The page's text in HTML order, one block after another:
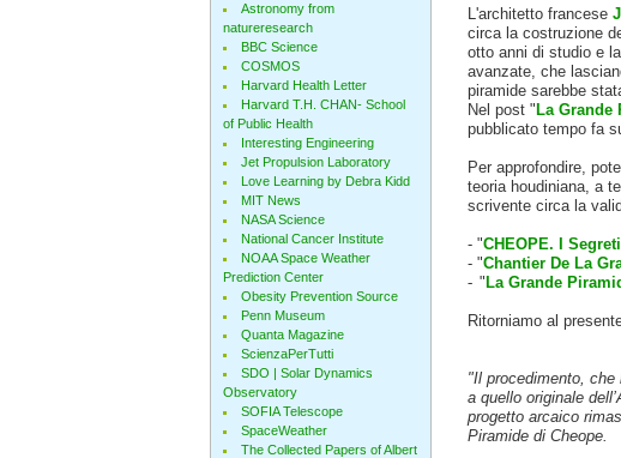
L'architetto francese
circa la costruzione
otto anni di studio e
avanzate, che
piramide sarebbe
Nel post " La Grande
pubblicato tempo fa
Per approfondire,
teoria houdiniana, a
scrivente circa la
- "CHEOPE. I
- "Chantier De La
- " La Grande
Ritorniamo al
"Il procedimento, che
a quello originale
progetto arcaico
Piramide di Cheope.
Astronomy from
natureresearch
BBC Science
COSMOS
Harvard Health Letter
Harvard T.H. CHAN- School
of Public Health
Interesting Engineering
Jet Propulsion Laboratory
Love Learning by Debra Kidd
MIT News
NASA Science
National Cancer Institute
NOAA Space Weather
Prediction Center
Obesity Prevention Source
Penn Museum
Quanta Magazine
ScienzaPerTutti
SDO | Solar Dynamics
Observatory
SOFIA Telescope
SpaceWeather
The Collected Papers of Albert